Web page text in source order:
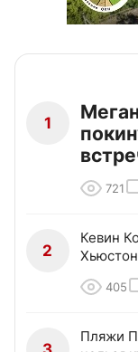
1
721
2
Кевин
Хьюстон
405
Пляжи